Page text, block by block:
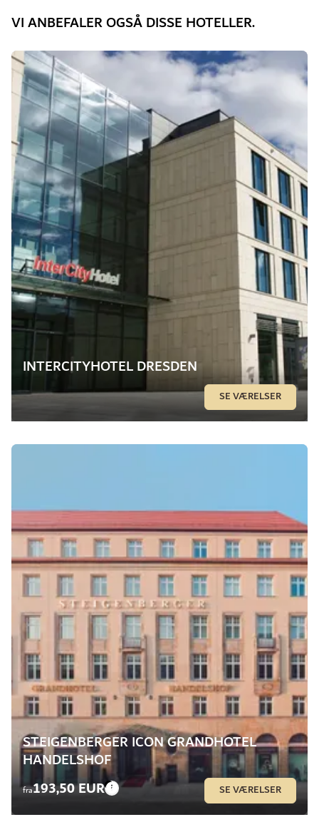
VI ANBEFALER OGSÅ DISSE HOTELLER.
INTERCITYHOTEL DRESDEN
SE VÆRELSER
STEIGENBERGER ICON GRANDHOTEL
HANDELSHOF
fra193,50 EUR SE VÆRELSER